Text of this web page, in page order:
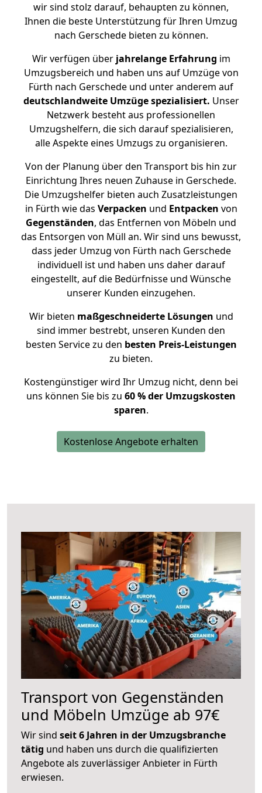
wir sind stolz darauf, behaupten zu können,
Ihnen die beste Unterstützung für Ihren Umzug
nach Gerschede bieten zu können.
Wir verfügen überjahrelange Erfahrung im
Umzugsbereich und haben uns auf Umzüge von
Fürth nach Gerschede und unter anderem auf
deutschlandweite Umzüge spezialisiert. Unser
Netzwerk besteht aus professionellen
Umzugshelfern, die sich darauf spezialisieren,
alle Aspekte eines Umzugs zu organisieren.
Von der Planung über den Transport bis hin zur
Einrichtung Ihres neuen Zuhause in Gerschede.
Die Umzugshelfer bieten auch Zusatzleistungen
in Fürth wie das Verpacken und Entpacken von
Gegenständen, das Entfernen von Möbeln und
das Entsorgen von Müll an. Wir sind uns bewusst,
dass jeder Umzug von Fürth nach Gerschede
individuell ist und haben uns daher darauf
eingestellt, auf die Bedürfnisse und Wünsche
unserer Kunden einzugehen.
Wir bieten maßgeschneiderte Lösungen und
sind immer bestrebt, unseren Kunden den
besten Service zu den besten Preis-Leistungen
zu bieten.
Kostengünstiger wird Ihr Umzug nicht, denn bei
uns können Sie bis zu 60 % der Umzugskosten
sparen.
Kostenlose Angebote erhalten
Transport von Gegenständen
und Möbeln Umzüge ab 97€
Wir sind seit 6 Jahren in der Umzugsbranche
tätig und haben uns durch die qualifizierten
Angebote als zuverlässiger Anbieter in Fürth
erwiesen.